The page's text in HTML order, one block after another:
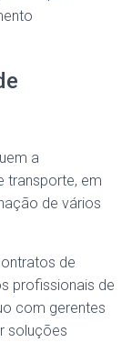
a
transporte, em
de vários
de
profissionais de
com gerentes
soluções